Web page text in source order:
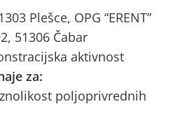
Plešce, OPG “ERENT”
51306 Čabar
aktivnost
za:
poljoprivrednih